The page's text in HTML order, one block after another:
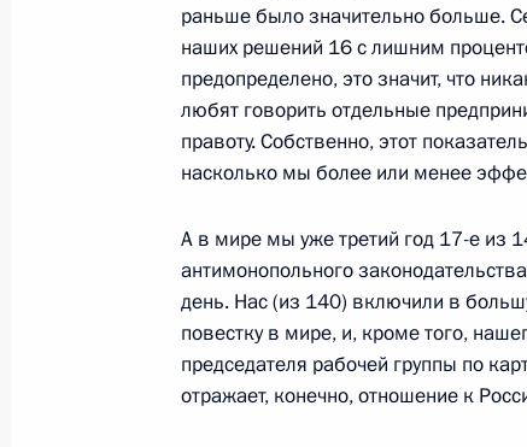
Приветствие участникам и
БРИКС
8 июня 2015 года, 11:30
6 июня 2015 года, суббота
Интервью итальянской газете Il
6 июня 2015 года, 09:00
раньше было значительно больше.
наших решений 16 с лишним
предопределено, это значит, что
любят говорить отдельные
правоту. Собственно, этот
насколько мы более или менее
А в мире мы уже третий год 17-е из
антимонопольного
день. Нас (из 140) включили в
повестку в мире, и, кроме того,
председателя рабочей группы по
отражает, конечно, отношение к